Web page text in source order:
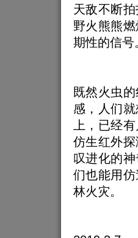
天敌不断
野火熊熊
期性的信号
既然火虫
感，人们
上，已经
仿生红外
叹进化的
们也能用
林火灾。